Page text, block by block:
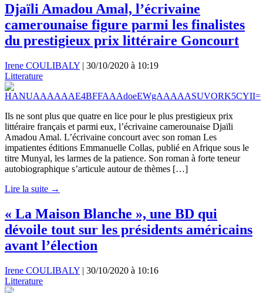
Djaïli Amadou Amal, l’écrivaine
camerounaise figure parmi les finalistes
du prestigieux prix littéraire Goncourt
Irene COULIBALY | 30/10/2020 à 10:19
Litterature
Ils ne sont plus que quatre en lice pour le plus prestigieux prix
littéraire français et parmi eux, l’écrivaine camerounaise Djaïli
Amadou Amal. L’écrivaine concourt avec son roman Les
impatientes éditions Emmanuelle Collas, publié en Afrique sous le
titre Munyal, les larmes de la patience. Son roman à forte teneur
autobiographique s’articule autour de thèmes […]
Lire la suite →
« La Maison Blanche », une BD qui
dévoile tout sur les présidents américains
avant l’élection
Irene COULIBALY | 30/10/2020 à 10:16
Litterature